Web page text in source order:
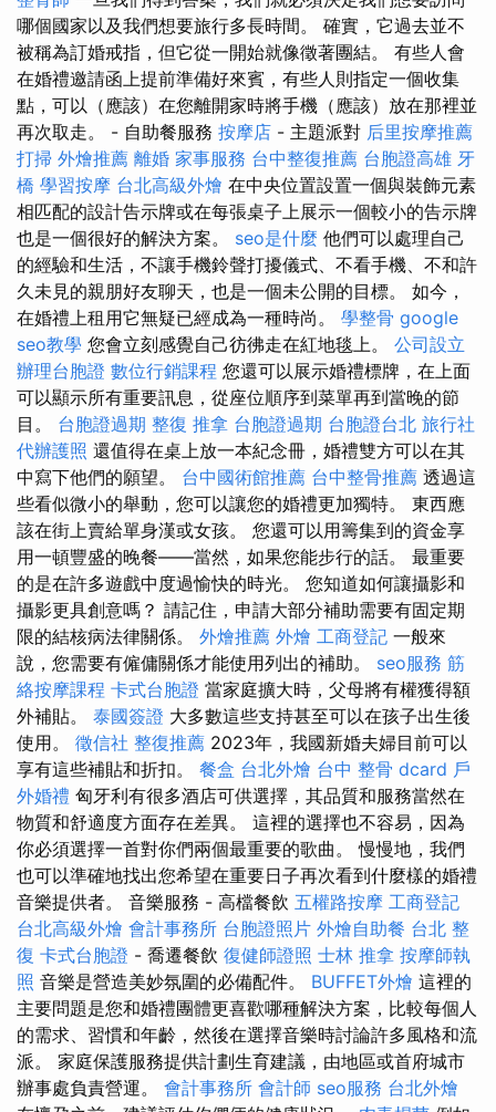
哪個國家以及我們想要旅行多長時間。 確實，它過去並不
被稱為訂婚戒指，但它從一開始就像徵著團結。 有些人會
在婚禮邀請函上提前準備好來賓，有些人則指定一個收集
點，可以（應該）在您離開家時將手機（應該）放在那裡並
再次取走。 - 自助餐服務 按摩店 - 主題派對 后里按摩推薦
打掃 外燴推薦 離婚 家事服務 台中整復推薦 台胞證高雄 牙
橋 學習按摩 台北高級外燴 在中央位置設置一個與裝飾元素
相匹配的設計告示牌或在每張桌子上展示一個較小的告示牌
也是一個很好的解決方案。 seo是什麼 他們可以處理自己
的經驗和生活，不讓手機鈴聲打擾儀式、不看手機、不和許
久未見的親朋好友聊天，也是一個未公開的目標。 如今，
在婚禮上租用它無疑已經成為一種時尚。 學整骨 google
seo教學 您會立刻感覺自己彷彿走在紅地毯上。 公司設立
辦理台胞證 數位行銷課程 您還可以展示婚禮標牌，在上面
可以顯示所有重要訊息，從座位順序到菜單再到當晚的節
目。 台胞證過期 整復 推拿 台胞證過期 台胞證台北 旅行社
代辦護照 還值得在桌上放一本紀念冊，婚禮雙方可以在其
中寫下他們的願望。 台中國術館推薦 台中整骨推薦 透過這
些看似微小的舉動，您可以讓您的婚禮更加獨特。 東西應
該在街上賣給單身漢或女孩。 您還可以用籌集到的資金享
用一頓豐盛的晚餐——當然，如果您能步行的話。 最重要
的是在許多遊戲中度過愉快的時光。 您知道如何讓攝影和
攝影更具創意嗎？ 請記住，申請大部分補助需要有固定期
限的結核病法律關係。 外燴推薦 外燴 工商登記 一般來
說，您需要有僱傭關係才能使用列出的補助。 seo服務 筋
絡按摩課程 卡式台胞證 當家庭擴大時，父母將有權獲得額
外補貼。 泰國簽證 大多數這些支持甚至可以在孩子出生後
使用。 徵信社 整復推薦 2023年，我國新婚夫婦目前可以
享有這些補貼和折扣。 餐盒 台北外燴 台中 整骨 dcard 戶
外婚禮 匈牙利有很多酒店可供選擇，其品質和服務當然在
物質和舒適度方面存在差異。 這裡的選擇也不容易，因為
你必須選擇一首對你們兩個最重要的歌曲。 慢慢地，我們
也可以準確地找出您希望在重要日子再次看到什麼樣的婚禮
音樂提供者。 音樂服務 - 高檔餐飲 五權路按摩 工商登記
台北高級外燴 會計事務所 台胞證照片 外燴自助餐 台北 整
復 卡式台胞證 - 喬遷餐飲 復健師證照 士林 推拿 按摩師執
照 音樂是營造美妙氛圍的必備配件。 BUFFET外燴 這裡的
主要問題是您和婚禮團體更喜歡哪種解決方案，比較每個人
的需求、習慣和年齡，然後在選擇音樂時討論許多風格和流
派。 家庭保護服務提供計劃生育建議，由地區或首府城市
辦事處負責營運。 會計事務所 會計師 seo服務 台北外燴